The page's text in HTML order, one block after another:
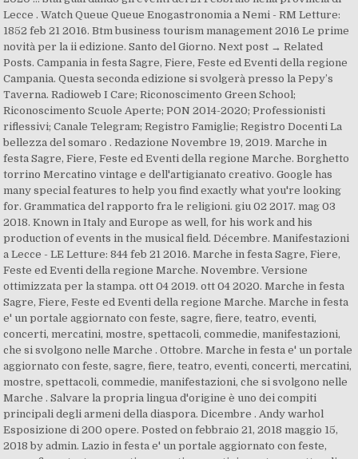
Lecce . Watch Queue Queue Enogastronomia a Nemi - RM Letture:
1852 feb 21 2016. Btm business tourism management 2016 Le prime
novità per la ii edizione. Santo del Giorno. Next post → Related
Posts. Campania in festa Sagre, Fiere, Feste ed Eventi della regione
Campania. Questa seconda edizione si svolgerà presso la Pepy’s
Taverna. Radioweb I Care; Riconoscimento Green School;
Riconoscimento Scuole Aperte; PON 2014-2020; Professionisti
riflessivi; Canale Telegram; Registro Famiglie; Registro Docenti La
bellezza del somaro . Redazione Novembre 19, 2019. Marche in
festa Sagre, Fiere, Feste ed Eventi della regione Marche. Borghetto
torrino Mercatino vintage e dell'artigianato creativo. Google has
many special features to help you find exactly what you're looking
for. Grammatica del rapporto fra le religioni. giu 02 2017. mag 03
2018. Known in Italy and Europe as well, for his work and his
production of events in the musical field. Décembre. Manifestazioni
a Lecce - LE Letture: 844 feb 21 2016. Marche in festa Sagre, Fiere,
Feste ed Eventi della regione Marche. Novembre. Versione
ottimizzata per la stampa. ott 04 2019. ott 04 2020. Marche in festa
Sagre, Fiere, Feste ed Eventi della regione Marche. Marche in festa
e' un portale aggiornato con feste, sagre, fiere, teatro, eventi,
concerti, mercatini, mostre, spettacoli, commedie, manifestazioni,
che si svolgono nelle Marche . Ottobre. Marche in festa e' un portale
aggiornato con feste, sagre, fiere, teatro, eventi, concerti, mercatini,
mostre, spettacoli, commedie, manifestazioni, che si svolgono nelle
Marche . Salvare la propria lingua d'origine è uno dei compiti
principali degli armeni della diaspora. Dicembre . Andy warhol
Esposizione di 200 opere. Posted on febbraio 21, 2018 maggio 15,
2018 by admin. Lazio in festa e' un portale aggiornato con feste,